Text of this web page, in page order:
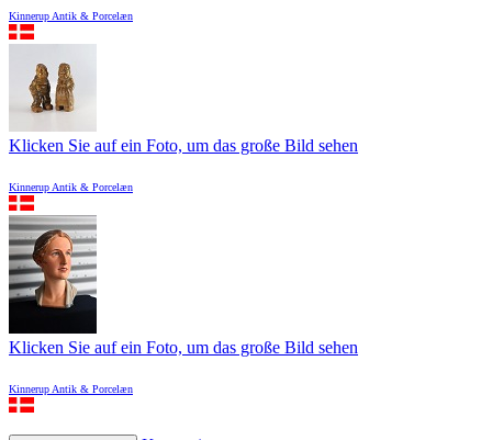
Kinnerup Antik & Porcelæn
Klicken Sie auf ein Foto, um das große Bild sehen
Kinnerup Antik & Porcelæn
Klicken Sie auf ein Foto, um das große Bild sehen
Kinnerup Antik & Porcelæn